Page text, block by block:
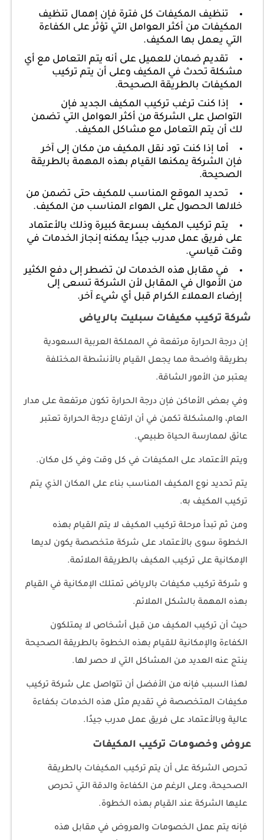
تنظيف المكيفات كل فترة فإن إهمال تنظيف
المكيفات من أكثر العوامل التي تؤثر على الكفاءة
التي يعمل بها المكيف.
تقديم ضمان للعميل على أنه يتم التعامل مع أي
مشكلة تحدث في المكيف وعلى أن يتم تركيب
المكيفات بالطريقة الصحيحة.
إذا كنت ترغب تركيب المكيف الجديد فإن
التواصل على الشركة من أكثر العوامل التي تضمن
لك أن يتم التعامل مع مشاكل المكيف.
أما إذا كنت تود نقل المكيف من مكان إلى آخر
فإن الشركة يمكنها القيام بهذه المهمة بالطريقة
الصحيحة.
تحديد الموقع المناسب للمكيف حتى تضمن من
خلالها الحصول على الهواء المناسب من المكيف.
يتم تركيب المكيف بسرعة كبيرة وذلك بالأعتماد
على فريق عمل مدرب جيدًا يمكنه إنجاز الخدمات في
وقت قياسي.
في مقابل هذه الخدمات لن تضطر إلى دفع الكثير
من الأموال في المقابل لأن الشركة تسعى إلى
إرضاء العملاء الكرام قبل أي شيء آخر.
شركة تركيب مكيفات سبليت بالرياض
إن درجة الحرارة مرتفعة في المملكة العربية السعودية
بطريقة واضحة مما يجعل القيام بالأنشطة المختلفة
يعتبر من الأمور الشاقة.
وفي بعض الأماكن فإن درجة الحرارة تكون مرتفعة على مدار
العام، والمشكلة تكمن في أن ارتفاع درجة الحرارة تعتبر
عائق لممارسة الحياة طبيعي.
ويتم الأعتماد على المكيفات في كل وقت وفي كل مكان.
يتم تحديد نوع المكيف المناسب بناء على المكان الذي يتم
تركيب المكيف به.
ومن ثم تبدأ مرحلة تركيب المكيف لا يتم القيام بهذه
الخطوة سوى بالأعتماد على شركة متخصصة يكون لديها
الإمكانية على تركيب المكيف بالطريقة الملائمة.
و شركة تركيب مكيفات بالرياض تمتلك الإمكانية في القيام
بهذه المهمة بالشكل الملائم.
حيث أن تركيب المكيف من قبل أشخاص لا يمتلكون
الكفاءة والإمكانية للقيام بهذه الخطوة بالطريقة الصحيحة
ينتج عنه العديد من المشاكل التي لا حصر لها.
لهذا السبب فإنه من الأفضل أن تتواصل على شركة تركيب
مكيفات المتخصصة في تقديم مثل هذه الخدمات بكفاءة
عالية وبالأعتماد على فريق عمل مدرب جيدًا.
عروض وخصومات تركيب المكيفات
تحرص الشركة على أن يتم تركيب المكيفات بالطريقة
الصحيحة، وعلى الرغم من الكفاءة والدقة التي تحرص
عليها الشركة عند القيام بهذه الخطوة.
فإنه يتم عمل الخصومات والعروض في مقابل هذه